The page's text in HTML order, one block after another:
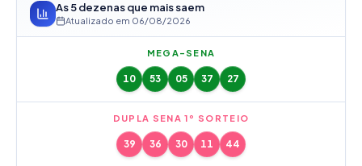
As 5 dezenas que mais saem
Atualizado em 06/08/2026
MEGA-SENA
10 53 05 37 27
DUPLA SENA 1º SORTEIO
39 36 30 11 44